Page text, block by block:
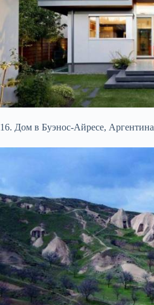
16. Дом в Буэнос-Айресе, Аргентина